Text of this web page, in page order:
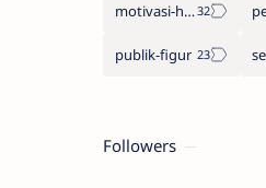
motivasi-hidup
publik-figur
Followers